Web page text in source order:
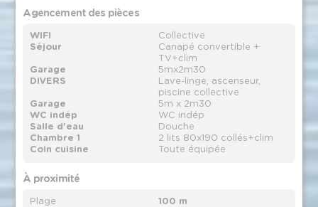
Agencement des pièces
WIFI
Collective
Séjour
Canapé convertible +
TV+clim
Garage
5mx2m30
DIVERS
Lave-linge, ascenseur,
piscine collective
Garage
5m x 2m30
WC indép
WC indép
Salle d'eau
Douche
Chambre 1
2 lits 80x190 collés+clim
Coin cuisine
Toute équipée
À proximité
Plage
100 m